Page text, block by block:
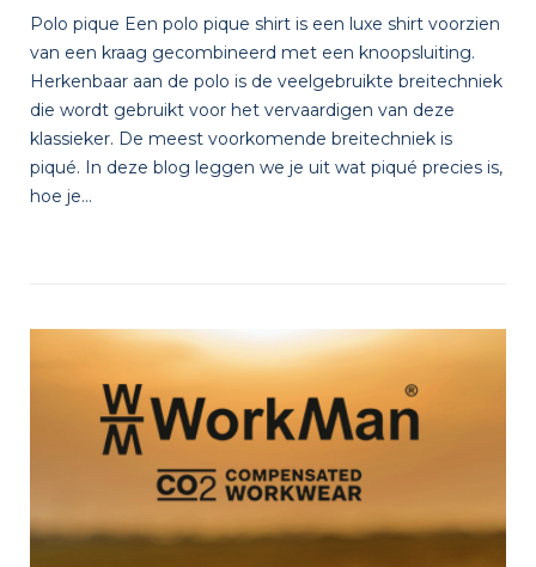
Polo pique Een polo pique shirt is een luxe shirt voorzien
van een kraag gecombineerd met een knoopsluiting.
Herkenbaar aan de polo is de veelgebruikte breitechniek
die wordt gebruikt voor het vervaardigen van deze
klassieker. De meest voorkomende breitechniek is
piqué. In deze blog leggen we je uit wat piqué precies is,
hoe je...